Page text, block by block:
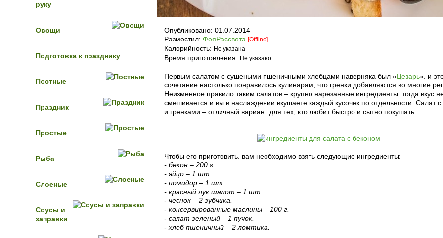
Опубликовано: 01.07.2014
Разместил: ФеяРассвета [Offline]
Калорийность: Не указана
Время приготовления: Не указано
Первым салатом с сушеными пшеничными хлебцами наверняка был «Цезарь», и
сочетание настолько понравилось кулинарам, что гренки добавляются во многие
Неизменное правило таким салатов – крупно нарезанные ингредиенты, тогда вкус
смешивается и вы в наслаждении вкушаете каждый кусочек по отдельности. Салат
и гренками – отличный вариант для тех, кто любит быстро и сытно покушать.
Чтобы его приготовить, вам необходимо взять следующие ингредиенты:
- бекон – 200 г.
- яйцо – 1 шт.
- помидор – 1 шт.
- красный лук шалот – 1 шт.
- чеснок – 2 зубчика.
- консервированные маслины – 100 г.
- салат зеленый – 1 пучок.
- хлеб пшеничный – 2 ломтика.
руку
Овощи
Подготовка к празднику
Постные
Праздник
Простые
Рыба
Слоеные
Соусы и
заправки